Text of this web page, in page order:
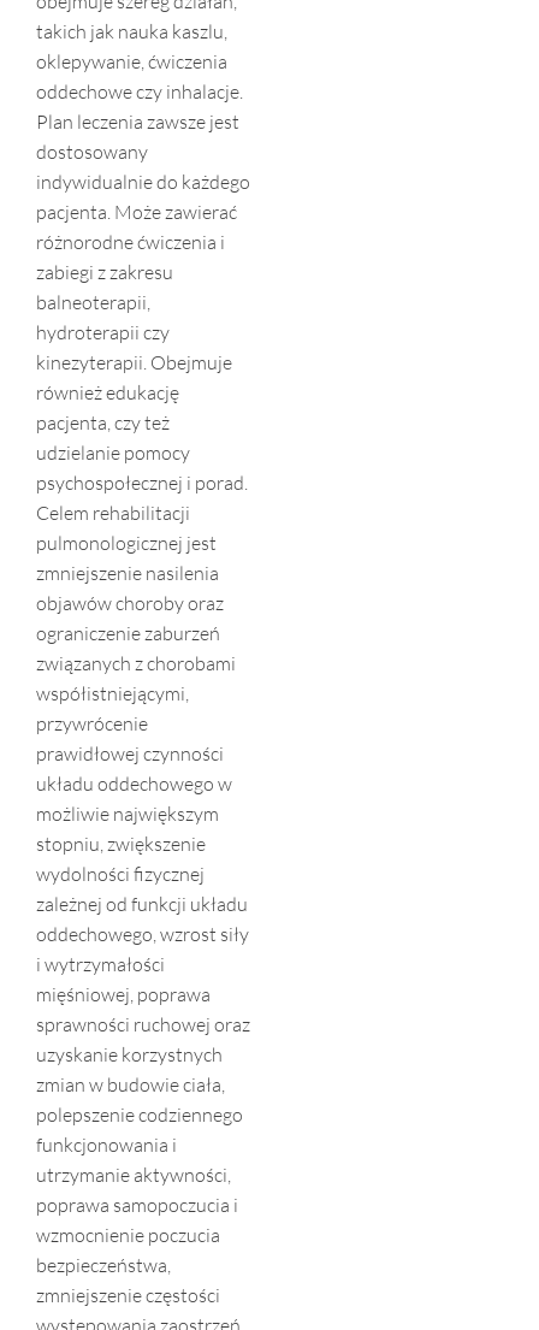
takich jak nauka kaszlu,
oklepywanie, ćwiczenia
oddechowe czy inhalacje.
Plan leczenia zawsze jest
dostosowany
indywidualnie do każdego
pacjenta. Może zawierać
różnorodne ćwiczenia i
zabiegi z zakresu
balneoterapii,
hydroterapii czy
kinezyterapii. Obejmuje
również edukację
pacjenta, czy też
udzielanie pomocy
psychospołecznej i porad.
Celem rehabilitacji
pulmonologicznej jest
zmniejszenie nasilenia
objawów choroby oraz
ograniczenie zaburzeń
związanych z chorobami
współistniejącymi,
przywrócenie
prawidłowej czynności
układu oddechowego w
możliwie największym
stopniu, zwiększenie
wydolności fizycznej
zależnej od funkcji układu
oddechowego, wzrost siły
i wytrzymałości
mięśniowej, poprawa
sprawności ruchowej oraz
uzyskanie korzystnych
zmian w budowie ciała,
polepszenie codziennego
funkcjonowania i
utrzymanie aktywności,
poprawa samopoczucia i
wzmocnienie poczucia
bezpieczeństwa,
zmniejszenie częstości
występowania zaostrzeń